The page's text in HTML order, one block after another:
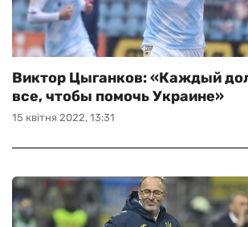
15 квітня 2022, 13:31
Виктор Цыганков: «Каждый
все, чтобы помочь Украине»